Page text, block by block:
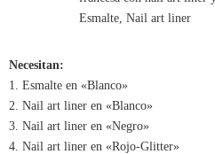
Necesitan:
1. Esmalte en «Blanco»
2. Nail art liner en «Blanco»
3. Nail art liner en «Negro»
4. Nail art liner en «Rojo-Glitter»